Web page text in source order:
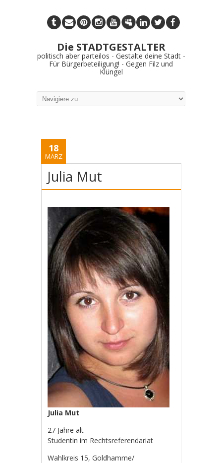
Die STADTGESTALTER
politisch aber parteilos - Gestalte deine Stadt -
Für Bürgerbeteiligung! - Gegen Filz und
Klüngel
18
MÄRZ
Julia Mut
Julia Mut
27 Jahre alt
Studentin im Rechtsreferendariat
Wahlkreis 15, Goldhamme/